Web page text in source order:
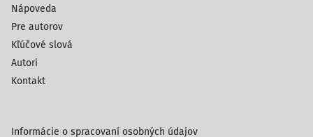
Nápoveda
Pre autorov
Kľúčové slová
Autori
Kontakt
Informácie o spracovaní osobných údajov